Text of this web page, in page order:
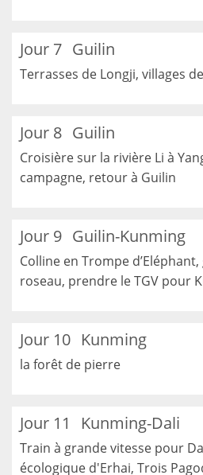
Jour 7 Guilin
Terrasses de Longji, villages
Jour 8 Guilin
Croisière sur la rivière Li à
campagne, retour à Guilin
Jour 9 Guilin-Kunming
Colline en Trompe
roseau, prendre le TGV pour
Jour 10 Kunming
la forêt de pierre
Jour 11 Kunming-Dali
Train à grande vitesse pour
écologique d'Erhai, Trois